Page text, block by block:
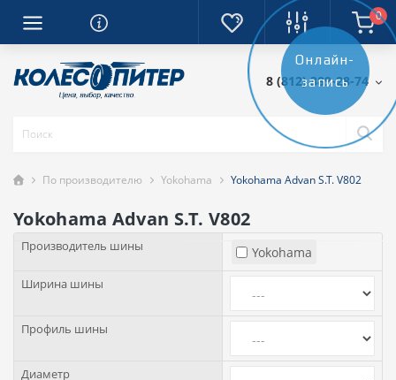
0
8 (812) 389-28-74
По производителю Yokohama Yokohama Advan S.T. V802
Yokohama Advan S.T. V802
Производитель шины Yokohama
Ширина шины
Профиль шины
Диаметр
Онлайн-
запись